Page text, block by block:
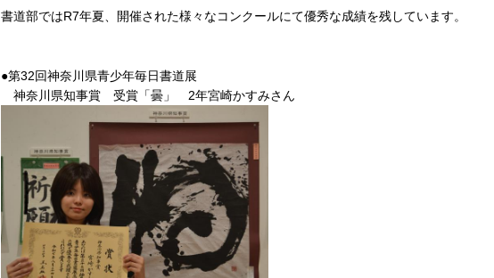
書道部ではR7年夏、開催された様々なコンクールにて優秀な成績を残しています。
●第32回神奈川県青少年毎日書道展
神奈川県知事賞 受賞「曇」 2年宮崎かすみさん